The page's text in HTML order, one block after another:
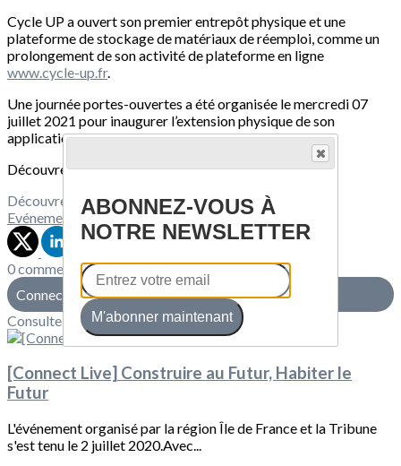
Cycle UP a ouvert son premier entrepôt physique et une
plateforme de stockage de matériaux de réemploi, comme un
prolongement de son activité de plateforme en ligne
www.cycle-up.fr.
Une journée portes-ouvertes a été organisée le mercredi 07
juillet 2021 pour inaugurer l’extension physique de son
application web.
Découvrez en image cette journée >ici
Découvrez davantage d'articles sur ces thèmes :
Evénement
Action
0 commentaire(s)
Connectez-vous pour laisser un commentaire
Consultez également
[Connect Live] Construire au Futur, Habiter le
Futur
L'événement organisé par la région Île de France et la Tribune
s'est tenu le 2 juillet 2020.Avec...
ABONNEZ-VOUS À
NOTRE NEWSLETTER
M'abonner maintenant